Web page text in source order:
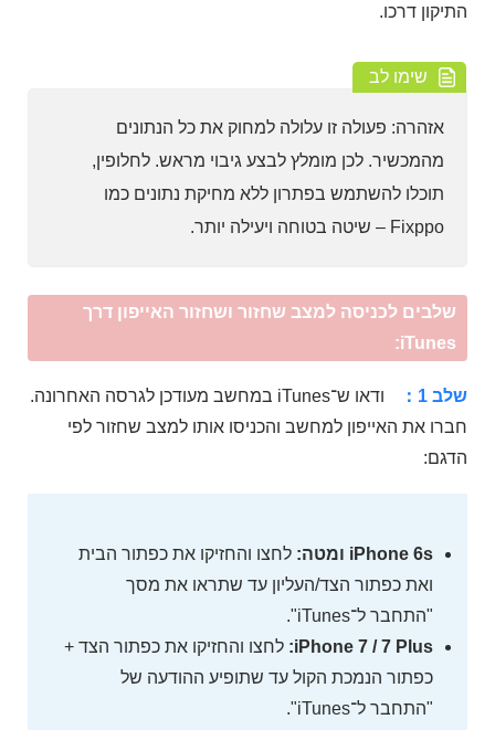
התיקון דרכו.
שימו לב
אזהרה: פעולה זו עלולה למחוק את כל הנתונים
מהמכשיר. לכן מומלץ לבצע גיבוי מראש. לחלופין,
תוכלו להשתמש בפתרון ללא מחיקת נתונים כמו
Fixppo – שיטה בטוחה ויעילה יותר.
שלבים לכניסה למצב שחזור ושחזור האייפון דרך
iTunes:
שלב 1：
ודאו ש־iTunes במחשב מעודכן לגרסה האחרונה.
חברו את האייפון למחשב והכניסו אותו למצב שחזור לפי
הדגם:
iPhone 6s ומטה:
לחצו והחזיקו את כפתור הבית
ואת כפתור הצד/העליון עד שתראו את מסך
"התחבר ל־iTunes".
iPhone 7 / 7 Plus: לחצו והחזיקו את כפתור הצד +
כפתור הנמכת הקול עד שתופיע ההודעה של
"התחבר ל־iTunes".